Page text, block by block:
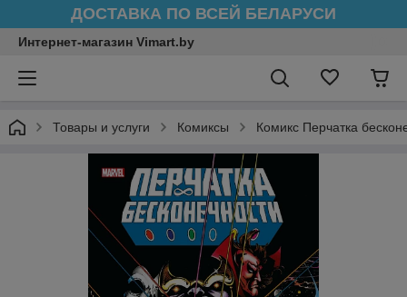
ДОСТАВКА ПО ВСЕЙ БЕЛАРУСИ
Интернет-магазин Vimart.by
Товары и услуги Комиксы Комикс Перчатка